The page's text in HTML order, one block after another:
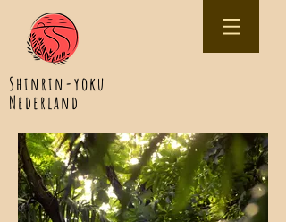
Shinrin-yoku
Nederland